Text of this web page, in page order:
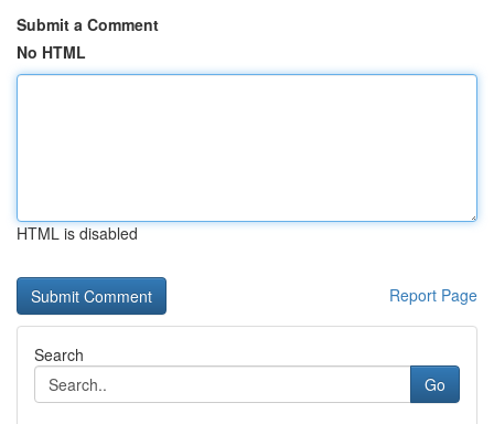
Submit a Comment
No HTML
HTML is disabled
Report Page
Search
Go